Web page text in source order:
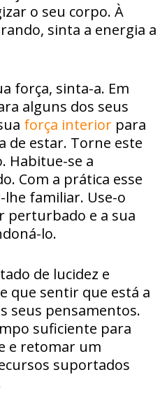
o seu corpo. À
sinta a energia a
força, sinta-a. Em
alguns dos seus
força interior para
de estar. Torne este
Habitue-se a
Com a prática esse
lhe familiar. Use-o
perturbado e a sua
lo.
de lucidez e
que sentir que está a
seus pensamentos.
suficiente para
e retomar um
suportados